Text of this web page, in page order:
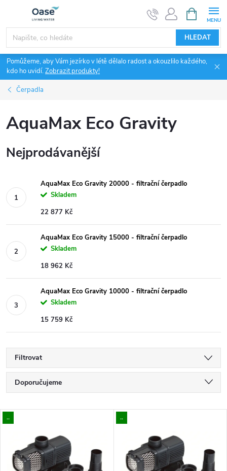
obsah
HLEDAT
NÁKUPNÍ
KOŠÍK
Pomůžeme, aby Vám jezírko v létě dělalo radost a okouzlilo každého,
kdo ho uvidí.Zobrazit produkty!
Čerpadla
AquaMax Eco Gravity
Nejprodávanější
AquaMax Eco Gravity 20000 - filtrační čerpadlo
Skladem
22 877 Kč
AquaMax Eco Gravity 15000 - filtrační čerpadlo
Skladem
18 962 Kč
AquaMax Eco Gravity 10000 - filtrační čerpadlo
Skladem
15 759 Kč
Filtrovat
Ř
a
e
Doporučujeme
Nejprodávanější
Abecedně
V
ý
.. ..